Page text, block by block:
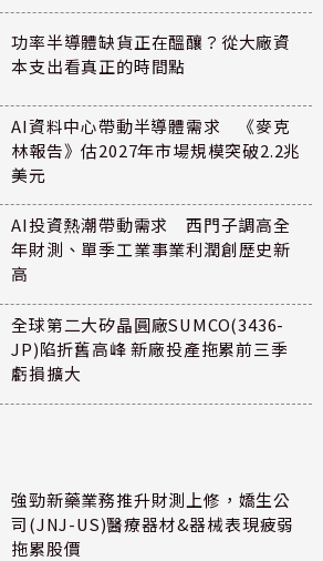
功率半導體缺貨正在醞釀？從大廠資
本支出看真正的時間點
AI資料中心帶動半導體需求 《麥克
林報告》估2027年市場規模突破2.2兆
美元
AI投資熱潮帶動需求 西門子調高全
年財測、單季工業事業利潤創歷史新
高
全球第二大矽晶圓廠SUMCO(3436-
JP)陷折舊高峰 新廠投產拖累前三季
虧損擴大
強勁新藥業務推升財測上修，嬌生公
司(JNJ-US)醫療器材&器械表現疲弱
拖累股價